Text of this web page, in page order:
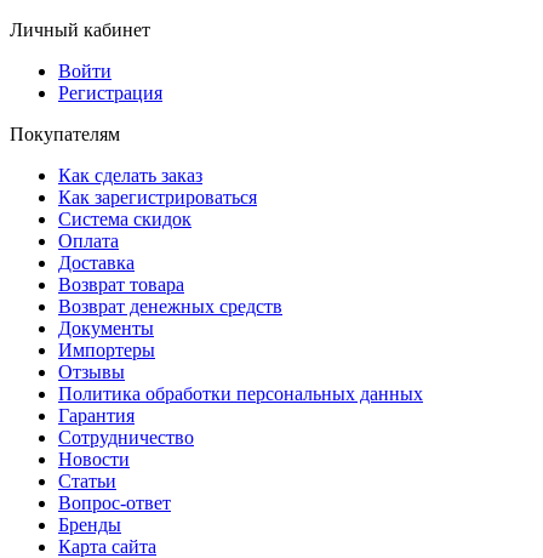
Личный кабинет
Войти
Регистрация
Покупателям
Как сделать заказ
Как зарегистрироваться
Система скидок
Оплата
Доставка
Возврат товара
Возврат денежных средств
Документы
Импортеры
Отзывы
Политика обработки персональных данных
Гарантия
Сотрудничество
Новости
Статьи
Вопрос-ответ
Бренды
Карта сайта